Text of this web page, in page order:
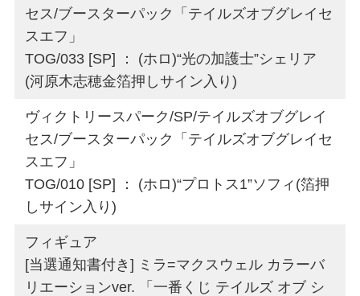
セス/ブースターパック「テイルズオブグレイセ
スエフ」
TOG/033 [SP] ： (ホロ)“光の加護士”シェリア
(河原木志穂金箔押しサイン入り)
ヴィクトリースパーク/SP/テイルズオブグレイ
セス/ブースターパック「テイルズオブグレイセ
スエフ」
TOG/010 [SP] ： (ホロ)“プロトス1”ソフィ(箔押
しサイン入り)
フィギュア
[当選通知書付き] ミラ=マクスウェル カラーバ
リエーションver. 「一番くじ テイルズ オブ シ